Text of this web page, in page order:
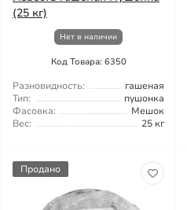
(25 кг)
Нет в наличии
Код Товара: 6350
Разновидность:
гашеная
Тип:
пушонка
Фасовка:
Мешок
Вес:
25 кг
Продано